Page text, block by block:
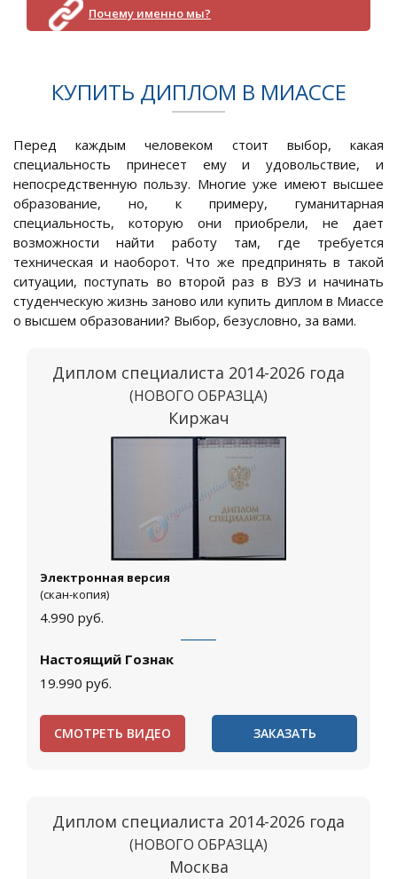
Почему именно мы?
КУПИТЬ ДИПЛОМ В МИАССЕ
Перед каждым человеком стоит выбор, какая
специальность принесет ему и удовольствие, и
непосредственную пользу. Многие уже имеют высшее
образование, но, к примеру, гуманитарная
специальность, которую они приобрели, не дает
возможности найти работу там, где требуется
техническая и наоборот. Что же предпринять в такой
ситуации, поступать во второй раз в ВУЗ и начинать
студенческую жизнь заново или купить диплом в Миассе
о высшем образовании? Выбор, безусловно, за вами.
Диплом специалиста 2014-2026 года
(НОВОГО ОБРАЗЦА)
Киржач
Электронная версия
(скан-копия)
4.990 руб.
Настоящий Гознак
19.990 руб.
СМОТРЕТЬ ВИДЕО ЗАКАЗАТЬ
Диплом специалиста 2014-2026 года
(НОВОГО ОБРАЗЦА)
Москва